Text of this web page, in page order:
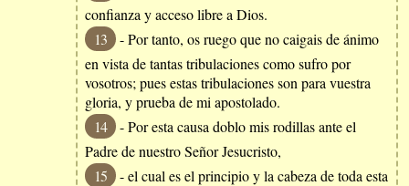
confianza y acceso libre a Dios.
13
- Por tanto, os ruego que no caigais de ánimo
en vista de tantas tribulaciones como sufro por
vosotros; pues estas tribulaciones son para vuestra
gloria, y prueba de mi apostolado.
14
- Por esta causa doblo mis rodillas ante el
Padre de nuestro Señor Jesucristo,
15
- el cual es el principio y la cabeza de toda esta